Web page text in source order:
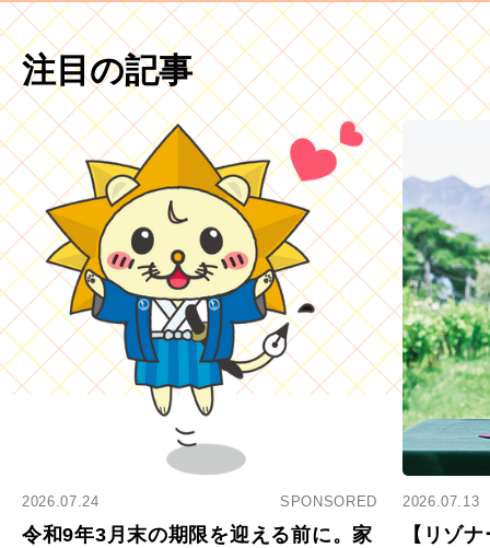
注目の記事
2026.07.24 SPONSORED
令和9年3月末の期限を迎える前に。家
2026.07.13
【リゾ